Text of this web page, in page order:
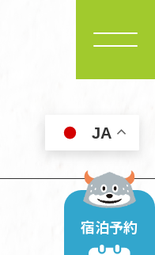
宿泊予約
JA